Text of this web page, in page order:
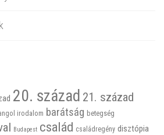
20. század 21. század
irodalom barátság betegség
Budapest család családregény disztópia